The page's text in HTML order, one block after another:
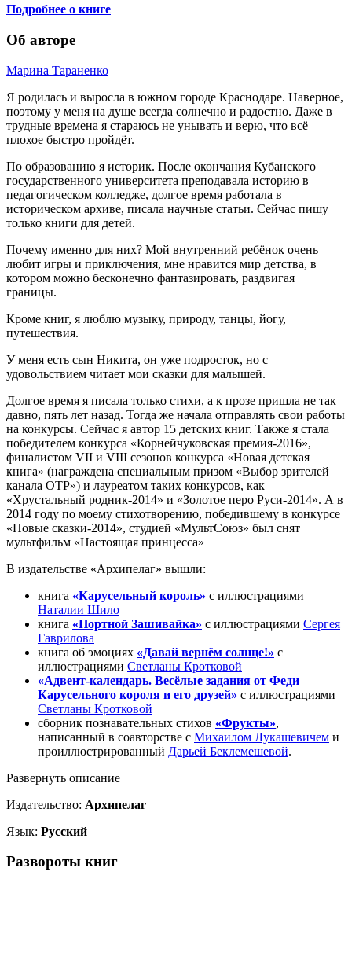
Подробнее о книге
Об авторе
Марина Тараненко
Я родилась и выросла в южном городе Краснодаре. Наверное,
поэтому у меня на душе всегда солнечно и радостно. Даже в
трудные времена я стараюсь не унывать и верю, что всё
плохое быстро пройдёт.
По образованию я историк. После окончания Кубанского
государственного университета преподавала историю в
педагогическом колледже, долгое время работала в
историческом архиве, писала научные статьи. Сейчас пишу
только книги для детей.
Почему именно для них? Мой внутренний ребёнок очень
любит игры и приключения, мне нравится мир детства, в
котором можно бесконечно фантазировать, раздвигая
границы.
Кроме книг, я люблю музыку, природу, танцы, йогу,
путешествия.
У меня есть сын Никита, он уже подросток, но с
удовольствием читает мои сказки для малышей.
Долгое время я писала только стихи, а к прозе пришла не так
давно, пять лет назад. Тогда же начала отправлять свои работы
на конкурсы. Сейчас я автор 15 детских книг. Также я стала
победителем конкурса «Корнейчуковская премия-2016»,
финалистом VII и VIII сезонов конкурса «Новая детская
книга» (награждена специальным призом «Выбор зрителей
канала ОТР») и лауреатом таких конкурсов, как
«Хрустальный родник-2014» и «Золотое перо Руси-2014». А в
2014 году по моему стихотворению, победившему в конкурсе
«Новые сказки-2014», студией «МультСоюз» был снят
мультфильм «Настоящая принцесса»
В издательстве «Архипелаг» вышли:
книга «Карусельный король» с иллюстрациями
Наталии Шило
книга «Портной Зашивайка» с иллюстрациями Сергея
Гаврилова
книга об эмоциях «Давай вернём солнце!» с
иллюстрациями Светланы Кротковой
«Адвент-календарь. Весёлые задания от Феди
Карусельного короля и его друзей» с иллюстрациями
Светланы Кротковой
сборник познавательных стихов «Фрукты»,
написанный в соавторстве с Михаилом Лукашевичем и
проиллюстрированный Дарьей Беклемешевой.
Развернуть описание
Издательство: Архипелаг
Язык: Русский
Развороты книг